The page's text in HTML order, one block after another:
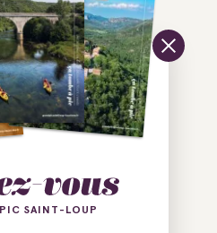
SAINT-LOUP